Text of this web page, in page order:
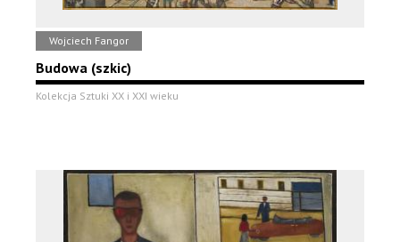
Wojciech Fangor
Budowa (szkic)
Kolekcja Sztuki XX i XXI wieku